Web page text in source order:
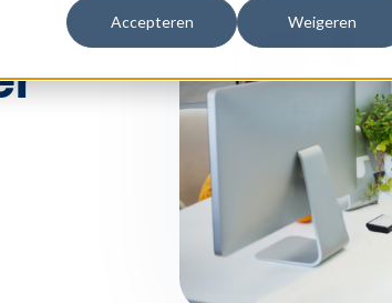
Accepteren Weigeren